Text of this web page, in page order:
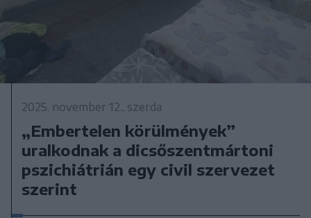
2025. november 12., szerda
„Embertelen körülmények”
uralkodnak a dicsőszentmártoni
pszichiátrián egy civil szervezet
szerint